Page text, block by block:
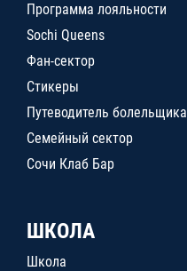
Программа лояльности
Sochi Queens
Фан-сектор
Стикеры
Путеводитель болельщика
Семейный сектор
Сочи Клаб Бар
ШКОЛА
Школа